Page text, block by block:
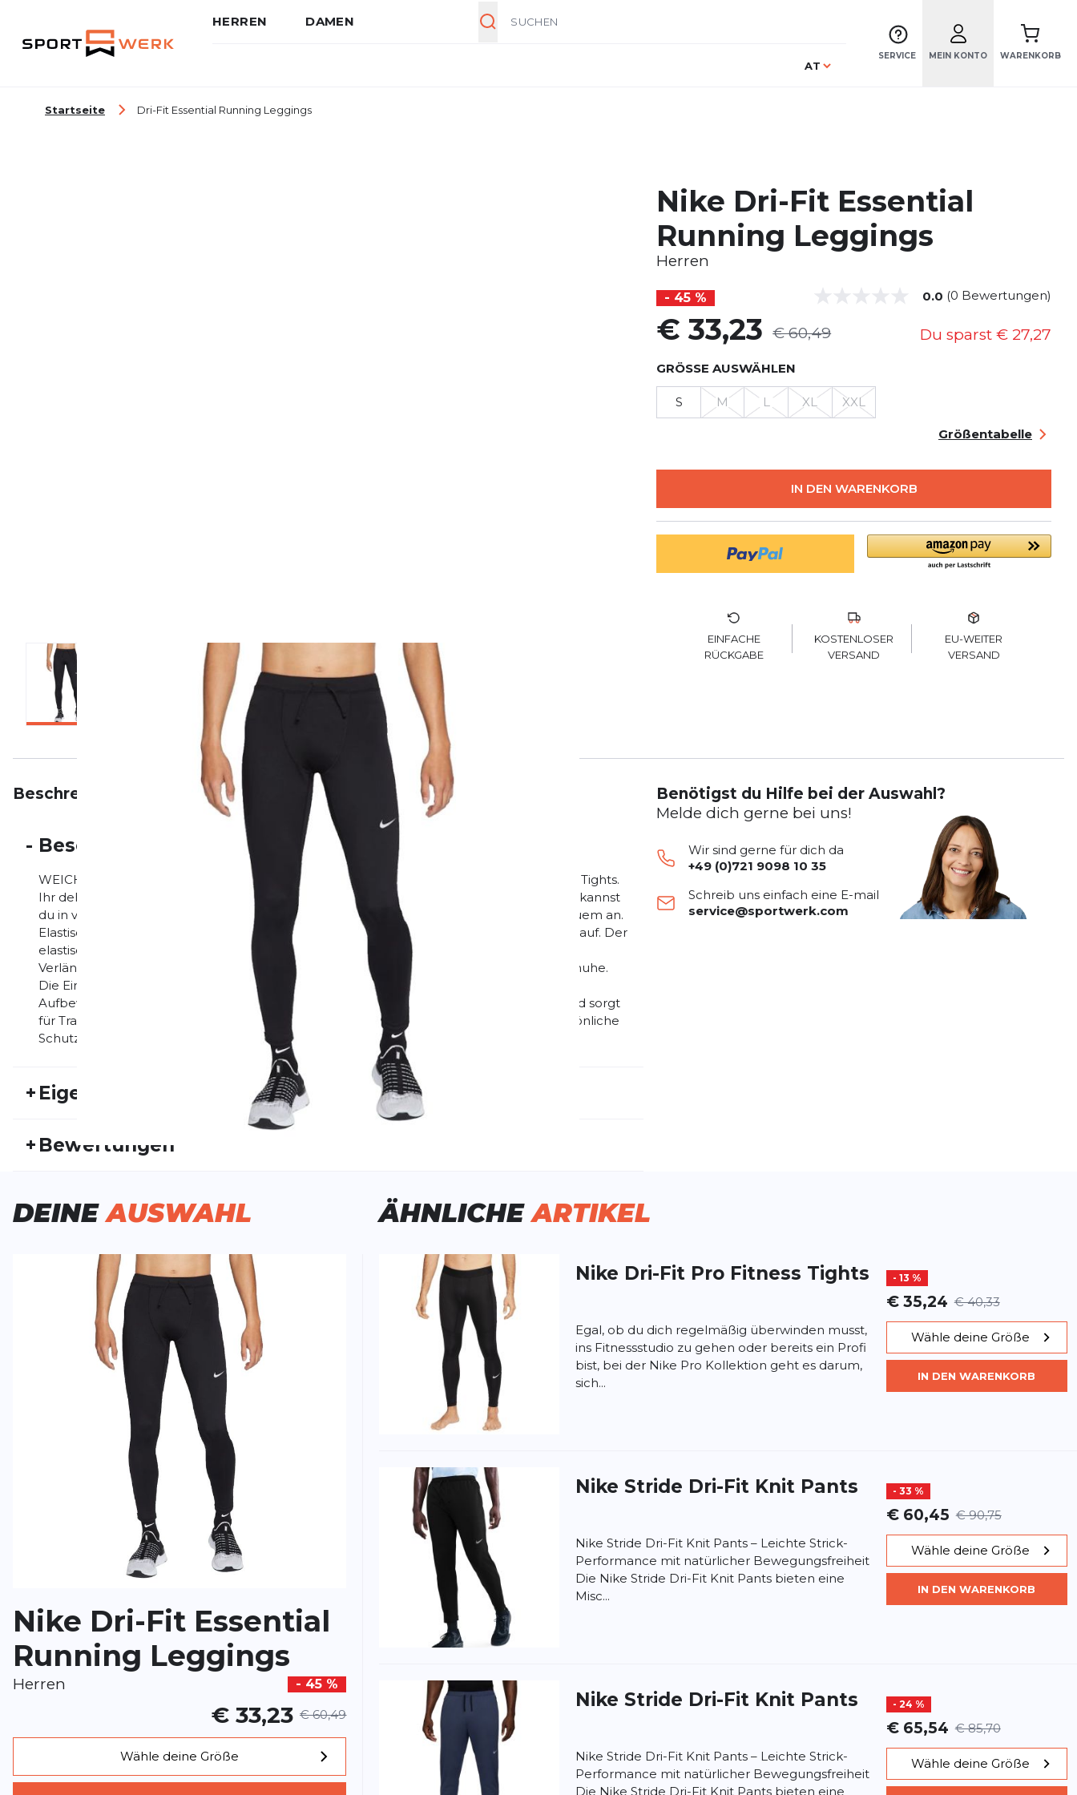
HERREN DAMEN
Sprache
AT
SERVICE MEIN KONTO WARENKORB
Startseite Dri-Fit Essential Running Leggings
Nike Dri-Fit Essential
Running Leggings
Herren
- 45 % 0.0 (0 Bewertungen)
€ 33,23 € 60,49 Du sparst € 27,27
GRÖSSE AUSWÄHLEN
S M L XL XXL
Größentabelle
IN DEN WARENKORB
EINFACHE
RÜCKGABE
KOSTENLOSER
VERSAND
EU-WEITER
VERSAND
Beschreibung EigenschaftenBewertungen
- Beschreibung
WEICHER HALT UND BEWEGUNGSFREIHEIT. Bleib in Bewegung mit den Nike Essential Tights.
Ihr dehnbares Design sorgt dafür, dass dich beim Laufen nichts einengt. Deine Essentials kannst
du in verschiedenen Taschen unterbringen. Das Strick-Material fühlt sich weich und bequem an.
Elastische Materialien verschaffen dir uneingeschränkte Bewegungsfreiheit bei deinem Lauf. Der
elastische Bund mit Kordelzug an der Außenseite ermöglicht eine verstellbare Passform.
Verlängerter Reißverschluss am Knöchel zum leichteren An- und Ausziehen über die Schuhe.
Die Eingrifftasche hinten in der Mitte und am Oberschenkel eignet sich zur schnellen
Aufbewahrung von Schlüsseln oder Karten. Die Dri-FIT-Technologie hält dich trocken und sorgt
für Tragekomfort. More Details Reflektierende Elemente Nicht zur Verwendung als persönliche
Schutzausrüstung geeignet
+ Eigenschaften
NIKE21FS10015
Geschlecht:
+ Bewertungen
Dri-Fit Essential Running
Leggings
Vorname
Dieses Formular ist durch reCAPTCHA geschützt – es gelten die Datenschutzbestimmungen Nutzungsbedingungen
Benötigst du Hilfe bei der Auswahl?
Melde dich gerne bei uns!
Wir sind gerne für dich da
+49 (0)721 9098 10 35
Schreib uns einfach eine E-mail
service@sportwerk.com
DEINEAUSWAHL
Nike Dri-Fit Essential
Running Leggings
Herren - 45 %
€ 33,23 € 60,49
Wähle deine Größe
ÄHNLICHEARTIKEL
Nike Dri-Fit Pro Fitness Tights - 13 %
€ 35,24 € 40,33
Egal, ob du dich regelmäßig überwinden musst,
ins Fitnessstudio zu gehen oder bereits ein Profi
bist, bei der Nike Pro Kollektion geht es darum,
sich...
Wähle deine Größe
IN DEN WARENKORB
Nike Stride Dri-Fit Knit Pants - 33 %
€ 60,45 € 90,75
Nike Stride Dri-Fit Knit Pants – Leichte Strick-
Performance mit natürlicher Bewegungsfreiheit
Die Nike Stride Dri-Fit Knit Pants bieten eine
Misc...
Wähle deine Größe
IN DEN WARENKORB
Nike Stride Dri-Fit Knit Pants - 24 %
€ 65,54 € 85,70
Nike Stride Dri-Fit Knit Pants – Leichte Strick-
Performance mit natürlicher Bewegungsfreiheit
Die Nike Stride Dri-Fit Knit Pants bieten eine
Wähle deine Größe